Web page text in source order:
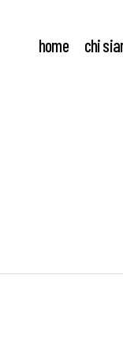
home chi